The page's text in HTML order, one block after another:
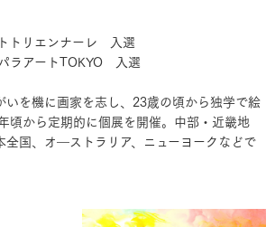
トリエンナーレ 入選
ラアートTOKYO 入選
いを機に画家を志し、23歳の頃から独学で絵
頃から定期的に個展を開催。中部・近畿地
全国、オ―ストラリア、ニューヨークなどで